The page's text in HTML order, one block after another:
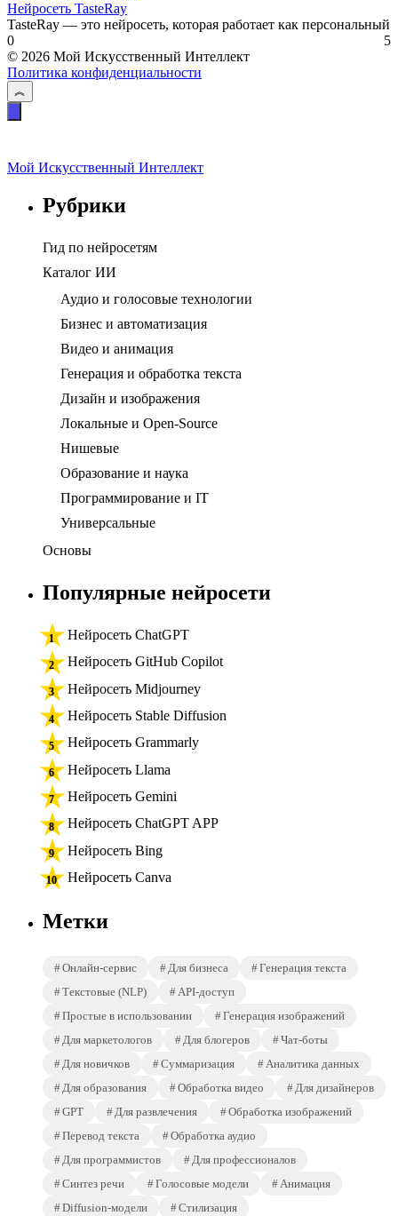
Нейросеть TasteRay
TasteRay — это нейросеть, которая работает как персональный
0
5
© 2026 Мой Искусственный Интеллект
Политика конфиденциальности
Мой Искусственный Интеллект
Рубрики
Гид по нейросетям
Каталог ИИ
Аудио и голосовые технологии
Бизнес и автоматизация
Видео и анимация
Генерация и обработка текста
Дизайн и изображения
Локальные и Open-Source
Нишевые
Образование и наука
Программирование и IT
Универсальные
Основы
Популярные нейросети
Нейросеть ChatGPT
Нейросеть GitHub Copilot
Нейросеть Midjourney
Нейросеть Stable Diffusion
Нейросеть Grammarly
Нейросеть Llama
Нейросеть Gemini
Нейросеть ChatGPT APP
Нейросеть Bing
Нейросеть Canva
Метки
Онлайн-сервис Для бизнеса
Генерация текста
Текстовые (NLP)
API-доступ
Простые в использовании
Генерация изображений
Для маркетологов
Для блогеров
Чат-боты
Для новичков
Суммаризация
Аналитика данных
Для образования
Обработка видео
Для дизайнеров
GPT
Для развлечения
Обработка изображений
Перевод текста
Обработка аудио
Для программистов
Для профессионалов
Синтез речи
Голосовые модели
Анимация
Diffusion-модели
Стилизация